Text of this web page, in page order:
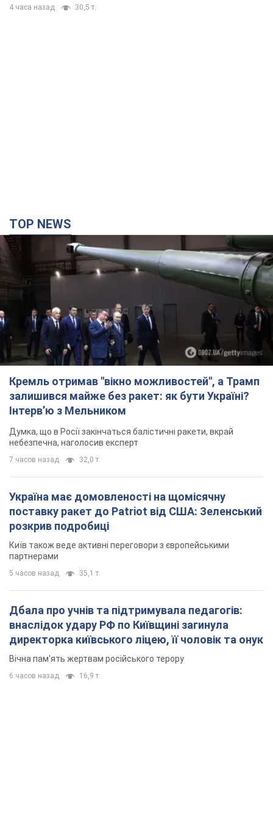
4 часа назад 30,5 т.
TOP NEWS
Кремль отримав "вікно можливостей", а Трамп
залишився майже без ракет: як бути Україні?
Інтерв’ю з Мельником
Думка, що в Росії закінчаться балістичні ракети, вкрай
небезпечна, наголосив експерт
7 часов назад 32,0 т.
Україна має домовленості на щомісячну
поставку ракет до Patriot від США: Зеленський
розкрив подробиці
Київ також веде активні переговори з європейськими
партнерами
5 часов назад 35,1 т.
Дбала про учнів та підтримувала педагогів:
внаслідок удару РФ по Київщині загинула
директорка київського ліцею, її чоловік та онук
Вічна пам'ять жертвам російського терору
6 часов назад 16,9 т.